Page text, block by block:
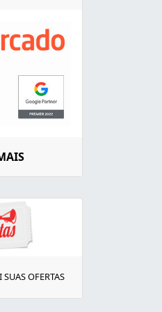
agora, PLANTÃO no
e seca, Brastemp,
OFERTAS